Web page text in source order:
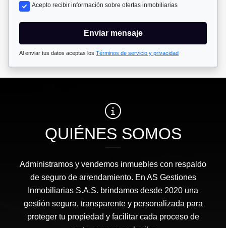
Acepto recibir información sobre ofertas inmobiliarias
Enviar mensaje
Al enviar tus datos aceptas los Términos de servicio y privacidad
QUIÉNES SOMOS
Administramos y vendemos inmuebles con respaldo
de seguro de arrendamiento. En AS Gestiones
Inmobiliarias S.A.S. brindamos desde 2020 una
gestión segura, transparente y personalizada para
proteger tu propiedad y facilitar cada proceso de